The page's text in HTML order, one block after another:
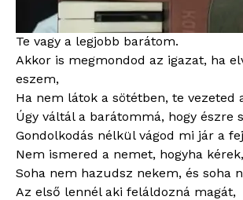
Reméljük az élet megbocsát,
Okosabb lettem és belátom,
Te vagy a legjobb barátom.
Akkor is megmondod az igazat, ha
eszem,
Ha nem látok a sötétben, te vezeted
Úgy váltál a barátommá, hogy észre
Gondolkodás nélkül vágod mi jár a
Nem ismered a nemet, hogyha kérek,
Soha nem hazudsz nekem, és soha
Az első lennél aki feláldozná magát,